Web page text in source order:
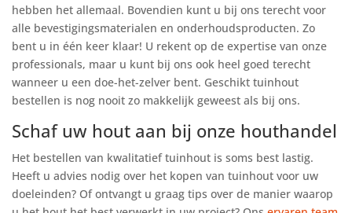
hebben het allemaal. Bovendien kunt u bij ons terecht voor
alle bevestigingsmaterialen en onderhoudsproducten. Zo
bent u in één keer klaar! U rekent op de expertise van onze
professionals, maar u kunt bij ons ook heel goed terecht
wanneer u een doe-het-zelver bent. Geschikt tuinhout
bestellen is nog nooit zo makkelijk geweest als bij ons.
Schaf uw hout aan bij onze houthandel
Het bestellen van kwalitatief tuinhout is soms best lastig.
Heeft u advies nodig over het kopen van tuinhout voor uw
doeleinden? Of ontvangt u graag tips over de manier waarop